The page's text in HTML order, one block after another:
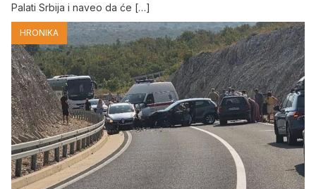
Palati Srbija i naveo da će […]
HRONIKA